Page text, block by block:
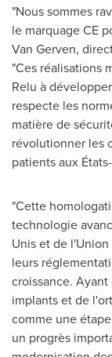
"Nous sommes
le marquage CE
Van Gerven,
"Ces réalisations
Relu à
respecte les
matière de
révolutionner les
patients aux
"Cette
technologie
Unis et de
leurs
croissance.
implants et de
comme une
un progrès